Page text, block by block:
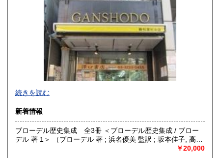
180円 大分県
180円 鹿児島県
180円
最寄駅：神保町駅
営業時間：11:00〜18:00
定休日：年中無休 ※年末年始(12/31～1/2)は除く
続きを読む
新着情報
ブローデル歴史集成 全3冊 ＜ブローデル歴史集成 / ブロー
デル 著 1＞ （ブローデル 著 ; 浜名優美 監訳 ; 坂本佳子, 高塚
￥20,000